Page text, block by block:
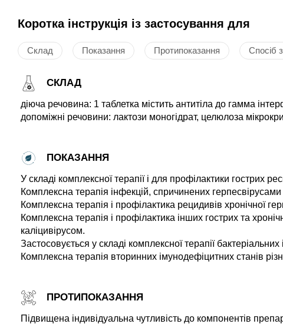
Коротка інструкція із застосування для
Склад Показання Протипоказання Спосіб
СКЛАД
діюча речовина: 1 таблетка містить антитіла до гамма
допоміжні речовини: лактози моногідрат, целюлоза
ПОКАЗАННЯ
У складі комплексної терапії і для профілактики гострих
Комплексна терапія інфекцій, спричинених
Комплексна терапія і профілактика рецидивів хронічної
Комплексна терапія і профілактика інших гострих та
каліцивірусом.
Застосовується у складі комплексної терапії бактеріальних
Комплексна терапія вторинних імунодефіцитних станів
ПРОТИПОКАЗАННЯ
Підвищена індивідуальна чутливість до компонентів